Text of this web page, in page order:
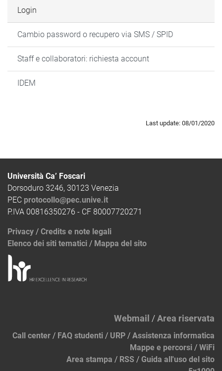
Login
Cambio password o recupero via SMS / SPID
Staff e collaboratori: richiesta account
IDEM
Last update: 08/01/2020
Università Ca’ Foscari
Dorsoduro 3246, 30123 Venezia
PEC protocollo@pec.unive.it
P.IVA 00816350276 - CF 80007720271
Privacy / Credits e note legali
Elenco dei siti tematici / Mappa del sito
Webmail /Area riservata
Call center / FAQ studenti / URP / Assistenza informatica
Mappe e percorsi / WiFi
Area stampa / RSS / Guida all'uso del sito